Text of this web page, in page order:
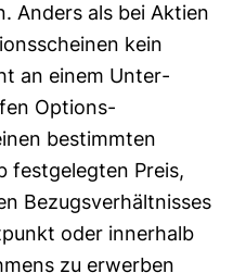
Anders als bei Aktien
kein
an einem Unter­
Options­
bestimmten
fest­geleg­ten Preis,
Bezugs­verhält­nisses
oder innerhalb
zu erwerben